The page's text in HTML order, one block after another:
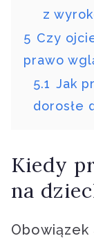
z
5 Czy
prawo
5.1 Jak
dorosłe
Kiedy
na